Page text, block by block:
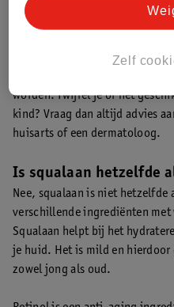
Mogen kinderen
natuurlijke variant squaleen
worden. Twijfel je of het
kind? Vraag dan altijd advies
huisarts of een dermatoloog.
Is squalaan hetzelfde
Nee, squalaan is niet
verschillende ingrediënten
Squalaan helpt bij het
je huid. Het is mild en
zowel jong als oud.
Zelf